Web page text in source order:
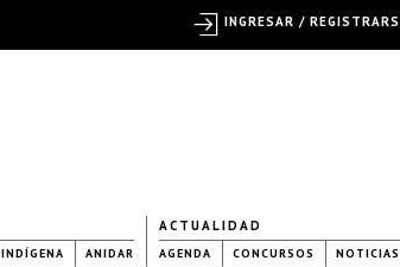
INDÍGENA ANIDAR
ACTUALIDAD
AGENDA CONCURSOS NOTICIAS
INGRESAR /